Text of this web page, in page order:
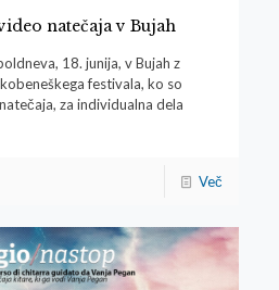
natečaja v Bujah
18. junija, v Bujah z
festivala, ko so
za individualna dela
Več